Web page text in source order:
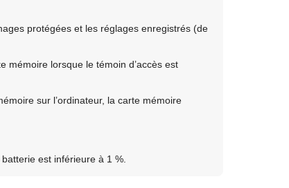
protégées et les réglages enregistrés (de
mémoire lorsque le témoin d’accès est
sur l’ordinateur, la carte mémoire
est inférieure à 1 %.